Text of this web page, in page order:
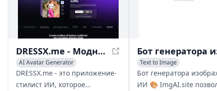
DRESSX.me - Модная одежда, сгенерированная ИИ: Изучите виртуальный гардероб
AI Avatar Generator
AI Clothing Designer
AI Photo & Image Generator
DRESSX.me - это приложение-
стилист ИИ, которое
Text to Image
AI Photo & Image Generator
Бот генератора
ИИ 🎨 ImgAI.site